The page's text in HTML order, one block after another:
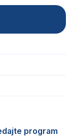
program